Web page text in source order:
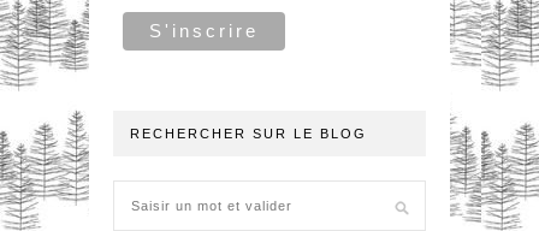
RECHERCHER SUR LE BLOG